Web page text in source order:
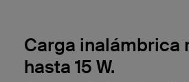
‌Carga inalámbrica
hasta 15 W.